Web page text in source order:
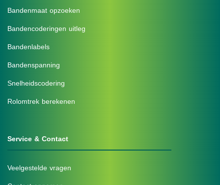
Bandenmaat opzoeken
Bandencoderingen uitleg
Bandenlabels
Bandenspanning
Snelheidscodering
Rolomtrek berekenen
Service & Contact
Veelgestelde vragen